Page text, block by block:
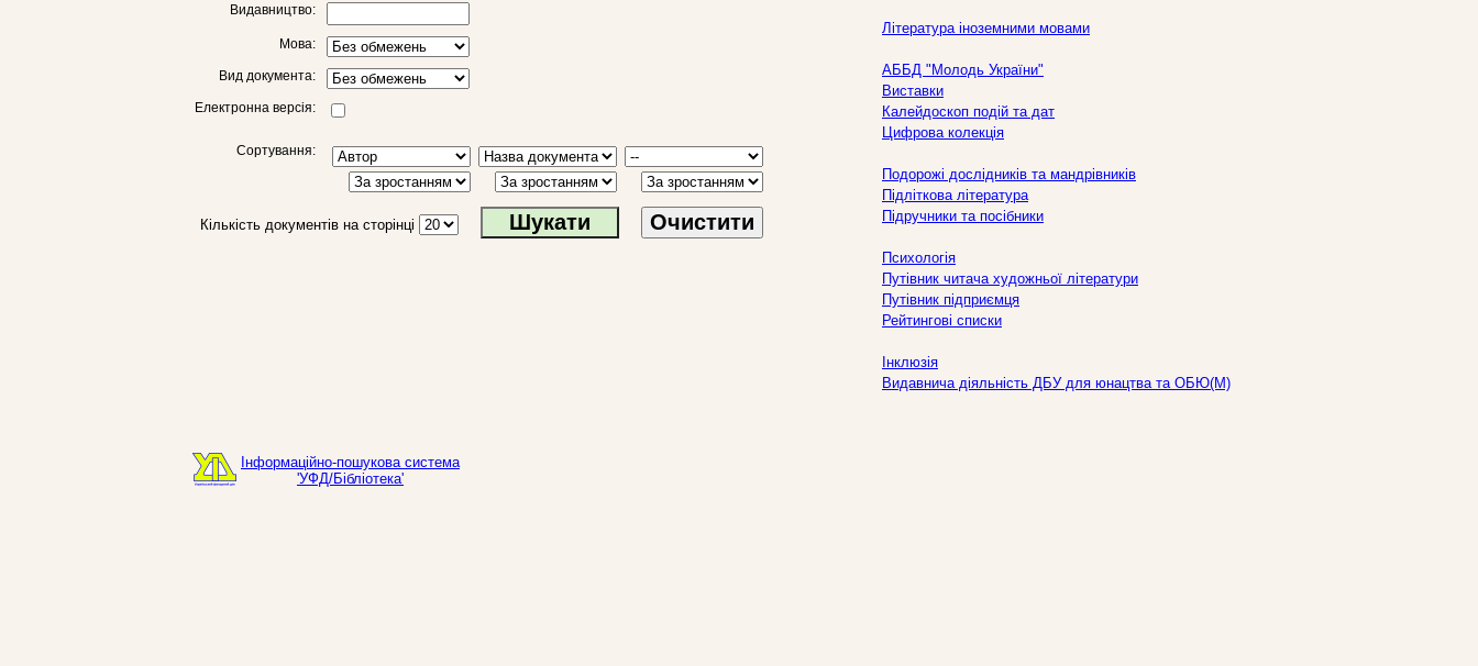
Видавництво:
Мова:
Вид документа:
Електронна версія:
Сортування:
Кількість документів на сторінці Очистити
Література іноземними мовами
АББД "Молодь України"
Виставки
Калейдоскоп подій та дат
Цифрова колекція
Подорожі дослідників та мандрівників
Підліткова література
Підручники та посібники
Психологія
Путівник читача художньої літератури
Путівник підприємця
Рейтингові списки
Інклюзія
Видавнича діяльність ДБУ для юнацтва та ОБЮ(М)
Інформаційно-пошукова система
'УФД/Бібліотека'